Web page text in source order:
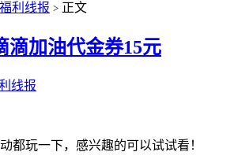
福利线报 > 正文
滴加油代金券15元
线报
都玩一下，感兴趣的可以试试看！